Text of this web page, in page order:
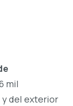
mil
y del exterior